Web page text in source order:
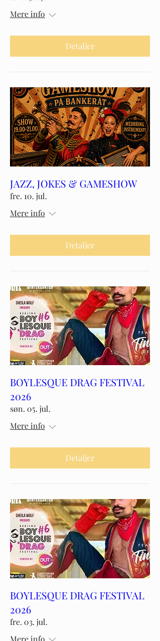
Mere info
Detaljer
JAZZ, JOKES & GAMESHOW
fre. 10. jul.
Mere info
Detaljer
BOYLESQUE DRAG FESTIVAL
2026
søn. 05. jul.
Mere info
Detaljer
BOYLESQUE DRAG FESTIVAL
2026
fre. 03. jul.
Mere info